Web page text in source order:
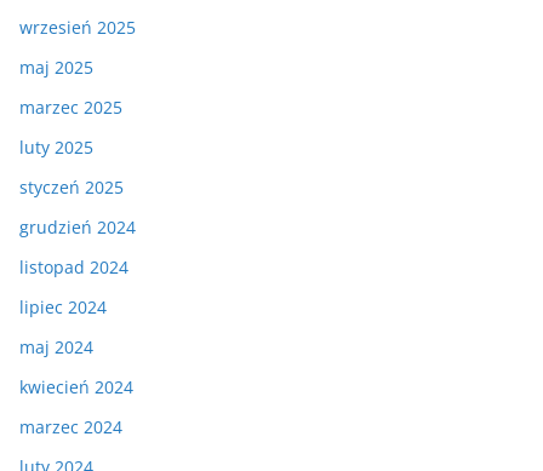
wrzesień 2025
maj 2025
marzec 2025
luty 2025
styczeń 2025
grudzień 2024
listopad 2024
lipiec 2024
maj 2024
kwiecień 2024
marzec 2024
luty 2024